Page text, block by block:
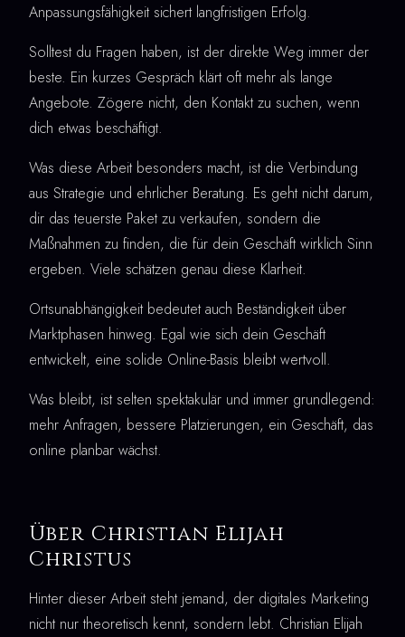
Anpassungsfähigkeit sichert langfristigen Erfolg.
Solltest du Fragen haben, ist der direkte Weg immer der
beste. Ein kurzes Gespräch klärt oft mehr als lange
Angebote. Zögere nicht, den Kontakt zu suchen, wenn
dich etwas beschäftigt.
Was diese Arbeit besonders macht, ist die Verbindung
aus Strategie und ehrlicher Beratung. Es geht nicht darum,
dir das teuerste Paket zu verkaufen, sondern die
Maßnahmen zu finden, die für dein Geschäft wirklich Sinn
ergeben. Viele schätzen genau diese Klarheit.
Ortsunabhängigkeit bedeutet auch Beständigkeit über
Marktphasen hinweg. Egal wie sich dein Geschäft
entwickelt, eine solide Online-Basis bleibt wertvoll.
Was bleibt, ist selten spektakulär und immer grundlegend:
mehr Anfragen, bessere Platzierungen, ein Geschäft, das
online planbar wächst.
Über Christian Elijah
Christus
Hinter dieser Arbeit steht jemand, der digitales Marketing
nicht nur theoretisch kennt, sondern lebt. Christian Elijah